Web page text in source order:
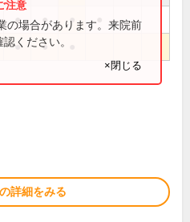
● ● ●
● ●
の場合があります。来院前
ください。
×閉じる
詳細をみる